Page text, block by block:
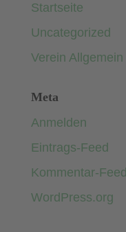
Startseite
Uncategorized
Verein Allgemein
Meta
Anmelden
Eintrags-Feed
Kommentar-Feed
WordPress.org